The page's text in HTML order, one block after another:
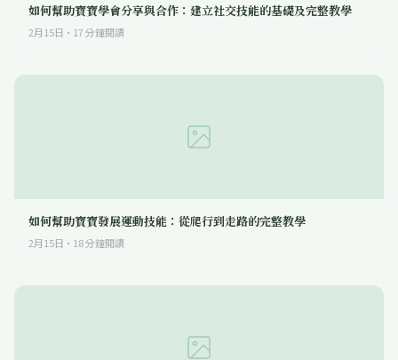
如何幫助寶寶學會分享與合作：建立社交技能的基礎及完整教學
2月15日 · 17分鐘閱讀
如何幫助寶寶發展運動技能：從爬行到走路的完整教學
2月15日 · 18分鐘閱讀